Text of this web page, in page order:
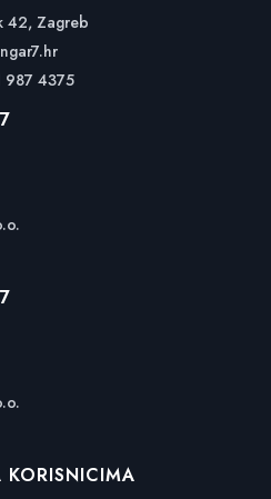
42, Zagreb
987 4375
KORISNICIMA